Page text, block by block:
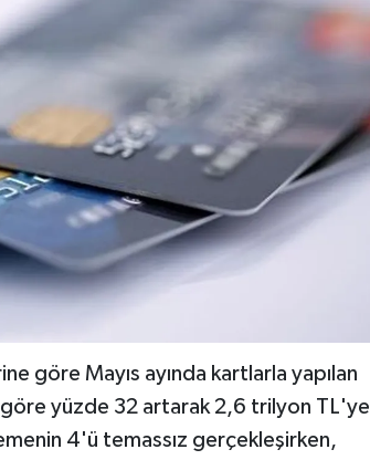
göre Mayıs ayında kartlarla yapılan
göre yüzde 32 artarak 2,6 trilyon TL'ye
4'ü temassız gerçekleşirken,